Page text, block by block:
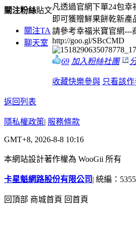
關注粉絲貼文
關注TA
聊天室
凡透過官網下單24包幸
即可獲贈鮮果餅乾新產
請參考幸福米寶官網---
http://goo.gl/SBcCMD
69 加入粉絲社團
收藏快樂參與 只看該
返回列表
隱私權政策| 服務條款
GMT+8, 2026-8-8 10:16
本網站設計著作權為 WooGii 所有
卡星魁網路股份有限公司 | 統編：
回頂部 商城首頁 回首頁